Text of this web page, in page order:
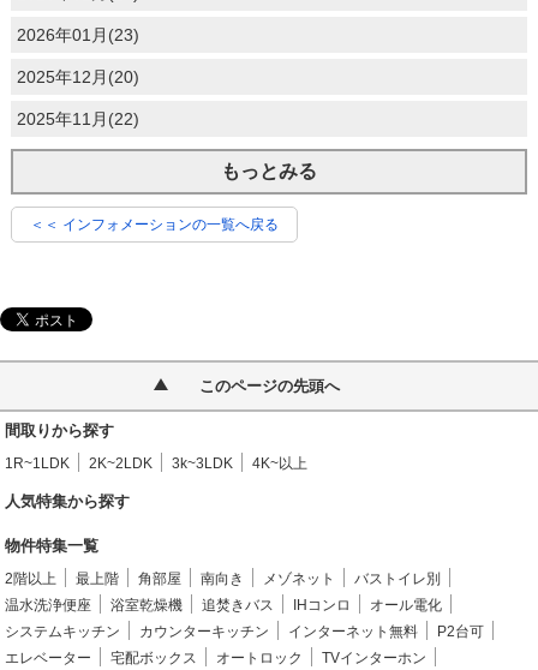
2026年01月(23)
2025年12月(20)
2025年11月(22)
もっとみる
＜＜ インフォメーションの一覧へ戻る
このページの先頭へ
間取りから探す
1R~1LDK 2K~2LDK 3k~3LDK 4K~以上
人気特集から探す
物件特集一覧
2階以上 最上階 角部屋 南向き メゾネット
バストイレ別
温水洗浄便座
浴室乾燥機 追焚きバス IHコンロ
オール電化
システムキッチン
カウンターキッチン インターネット無料
P2台可
エレベーター
宅配ボックス オートロック
TVインターホン